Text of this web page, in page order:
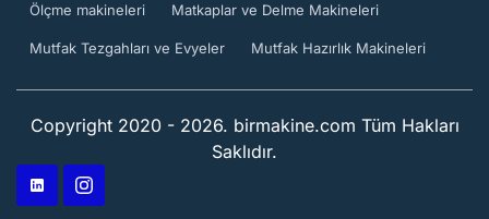
Ölçme makineleri Matkaplar ve Delme Makineleri
Mutfak Tezgahları ve Evyeler Mutfak Hazırlık Makineleri
Copyright 2020 - 2026. birmakine.com Tüm Hakları
Saklıdır.